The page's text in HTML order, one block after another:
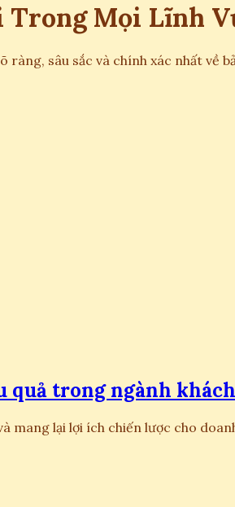
Trong Mọi Lĩnh
sâu sắc và chính xác nhất về
quả trong ngành
lại lợi ích chiến lược cho